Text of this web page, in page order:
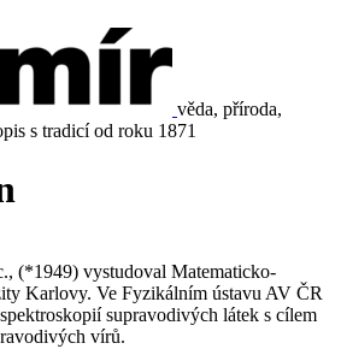
věda, příroda,
s tradicí od roku 1871
(*1949) vystudoval Matematicko-
Karlovy. Ve Fyzikálním ústavu AV ČR
supravodivých látek s cílem
vírů.